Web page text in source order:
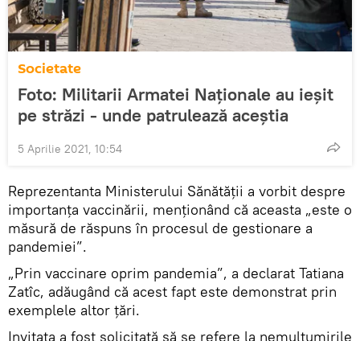
Societate
Foto: Militarii Armatei Naționale au ieșit
pe străzi - unde patrulează aceștia
5 Aprilie 2021, 10:54
Reprezentanta Ministerului Sănătății a vorbit despre
importanța vaccinării, menționând că aceasta „este o
măsură de răspuns în procesul de gestionare a
pandemiei”.
„Prin vaccinare oprim pandemia”, a declarat Tatiana
Zatîc, adăugând că acest fapt este demonstrat prin
exemplele altor țări.
Invitata a fost solicitată să se refere la nemulțumirile